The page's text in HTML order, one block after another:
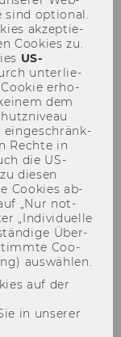
sind op­tio­nal.
ak­zep­tie­
Coo­kies zu.
US-​
un­ter­lie­
er­ho­
dem
ein­ge­schränk­
Rech­te in
die US-​
die­sen
Coo­kies ab­
„Nur not­
„In­di­vi­du­el­le
Über­
Coo­
aus­wäh­len.
auf der
in unserer